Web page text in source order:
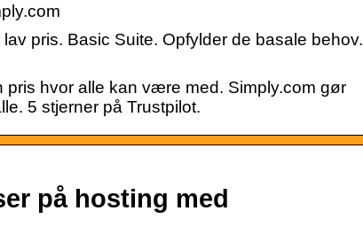
pris. Basic Suite. Opfylder de basale behov.
pris hvor alle kan være med. Simply.com gør
5 stjerner på Trustpilot.
på hosting med